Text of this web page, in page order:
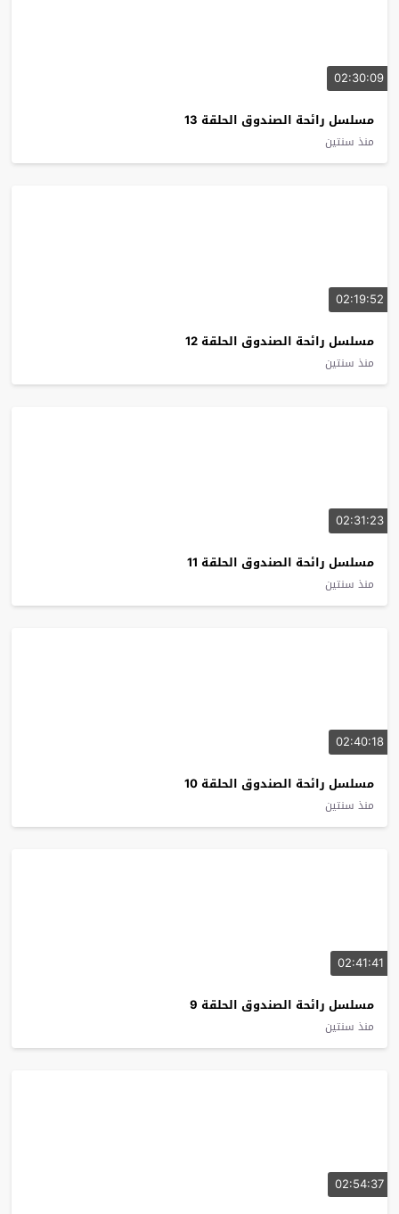
02:30:09
مسلسل رائحة الصندوق الحلقة 13
منذ سنتين
02:19:52
مسلسل رائحة الصندوق الحلقة 12
منذ سنتين
02:31:23
مسلسل رائحة الصندوق الحلقة 11
منذ سنتين
02:40:18
مسلسل رائحة الصندوق الحلقة 10
منذ سنتين
02:41:41
مسلسل رائحة الصندوق الحلقة 9
منذ سنتين
02:54:37